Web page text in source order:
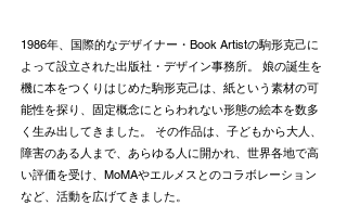
1986年、国際的なデザイナー・Book Artistの駒形克己に
よって設立された出版社・デザイン事務所。 娘の誕生を
機に本をつくりはじめた駒形克己は、紙という素材の可
能性を探り、固定概念にとらわれない形態の絵本を数多
く生み出してきました。 その作品は、子どもから大人、
障害のある人まで、あらゆる人に開かれ、世界各地で高
い評価を受け、MoMAやエルメスとのコラボレーション
など、活動を広げてきました。